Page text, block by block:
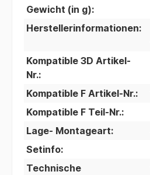
Gewicht (in g):
Herstellerinformationen:
Kompatible 3D Artikel-
Nr.:
Kompatible F Artikel-Nr.:
Kompatible F Teil-Nr.:
Lage- Montageart:
Setinfo:
Technische